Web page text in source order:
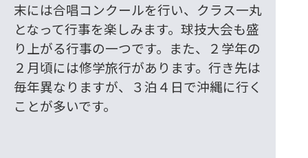
末には合唱コンクールを行い、クラス一丸
となって行事を楽しみます。球技大会も盛
り上がる行事の一つです。また、２学年の
２月頃には修学旅行があります。行き先は
毎年異なりますが、３泊４日で沖縄に行く
ことが多いです。